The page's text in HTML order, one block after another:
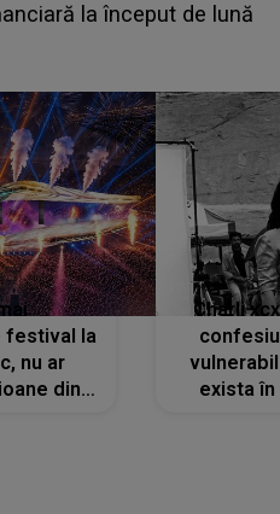
principală?
festival la
nu ar
din
Charli
exista